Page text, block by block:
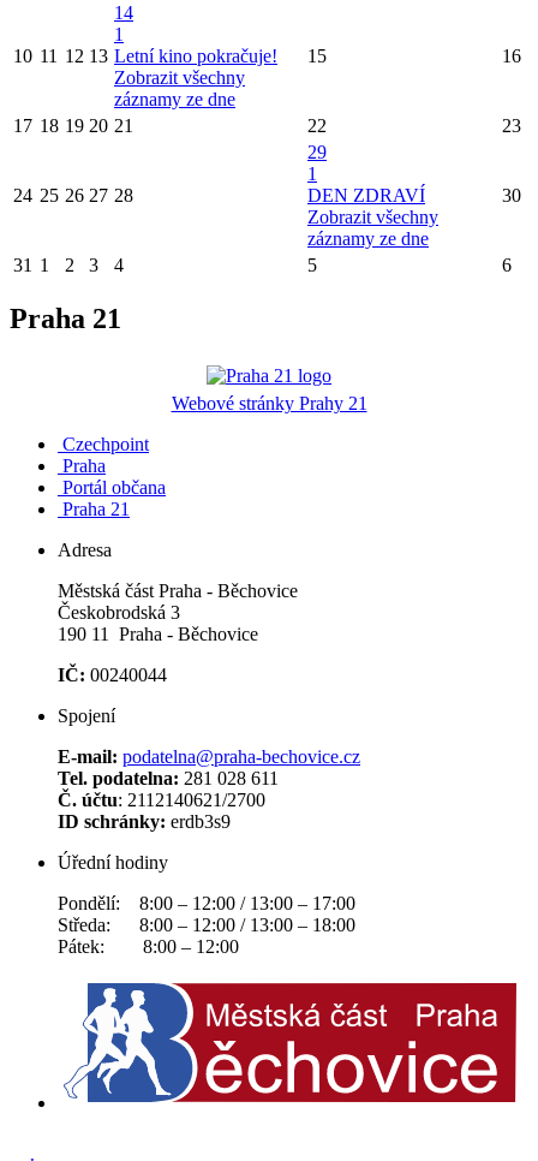
10 11 12 13
14
1
Letní kino pokračuje!
Zobrazit všechny
záznamy ze dne
15 16
17 18 19 20 21 22 23
24 25 26 27 28
29
1
DEN ZDRAVÍ
Zobrazit všechny
záznamy ze dne
30
31 1 2 3 4 5 6
Praha 21
Webové stránky Prahy 21
Czechpoint
Praha
Portál občana
Praha 21
Adresa
Městská část Praha - Běchovice
Českobrodská 3
190 11 Praha - Běchovice
IČ: 00240044
Spojení
E-mail: podatelna@praha-bechovice.cz
Tel. podatelna: 281 028 611
Č. účtu: 2112140621/2700
ID schránky: erdb3s9
Úřední hodiny
Pondělí: 8:00 – 12:00 / 13:00 – 17:00
Středa: 8:00 – 12:00 / 13:00 – 18:00
Pátek: 8:00 – 12:00